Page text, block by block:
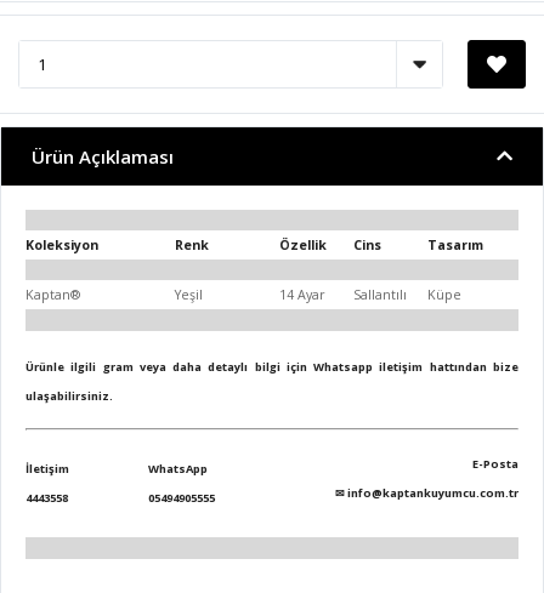
Ürün Açıklaması
Koleksiyon Renk Özellik Cins Tasarım
Kaptan® Yeşil 14 Ayar Sallantılı Küpe
Ürünle ilgili gram veya daha detaylı bilgi için Whatsapp iletişim hattından bize
ulaşabilirsiniz.
İletişim
4443558
WhatsApp
05494905555
E-Posta
✉info@kaptankuyumcu.com.tr